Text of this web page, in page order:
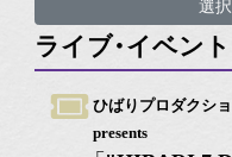
ライブ・イベント
ひばりプロダクシ
presents